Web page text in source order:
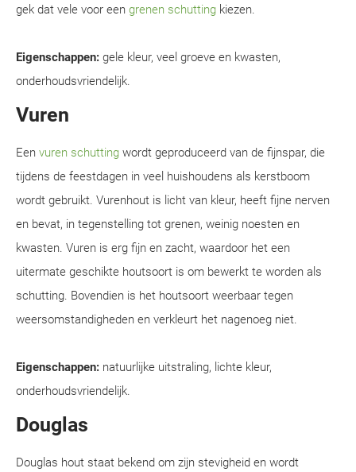
gek dat vele voor een grenen schutting kiezen.
Eigenschappen: gele kleur, veel groeve en kwasten,
onderhoudsvriendelijk.
Vuren
Een vuren schutting wordt geproduceerd van de fijnspar, die
tijdens de feestdagen in veel huishoudens als kerstboom
wordt gebruikt. Vurenhout is licht van kleur, heeft fijne nerven
en bevat, in tegenstelling tot grenen, weinig noesten en
kwasten. Vuren is erg fijn en zacht, waardoor het een
uitermate geschikte houtsoort is om bewerkt te worden als
schutting. Bovendien is het houtsoort weerbaar tegen
weersomstandigheden en verkleurt het nagenoeg niet.
Eigenschappen: natuurlijke uitstraling, lichte kleur,
onderhoudsvriendelijk.
Douglas
Douglas hout staat bekend om zijn stevigheid en wordt